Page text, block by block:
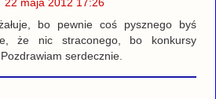
bo pewnie coś pysznego byś
że nic straconego, bo konkursy
serdecznie.